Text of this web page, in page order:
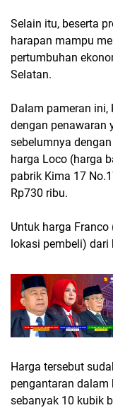
Selain itu, beserta
harapan mampu
pertumbuhan
Selatan.
Dalam pameran ini,
dengan penawaran
sebelumnya
harga Loco (harga
pabrik Kima 17
Rp730 ribu.
Untuk harga
lokasi pembeli) dari
Harga tersebut
pengantaran
sebanyak 10 kubik